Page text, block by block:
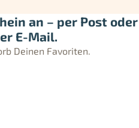
an – per Post oder
E-Mail.
Deinen Favoriten.